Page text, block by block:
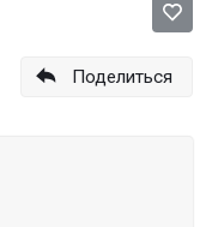
Поделиться